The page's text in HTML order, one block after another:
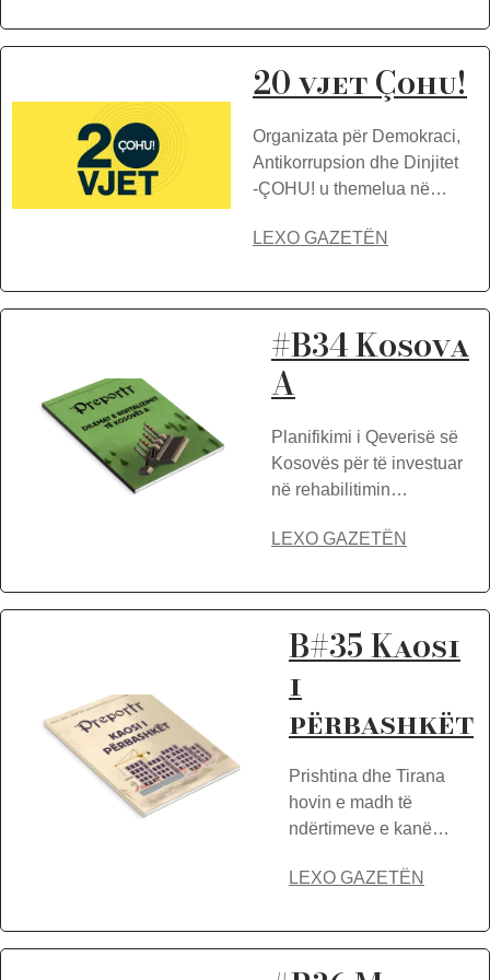
20 vjet Çohu!
Organizata për Demokraci,
Antikorrupsion dhe Dinjitet
-ÇOHU! u themelua në…
LEXO GAZETËN
#B34 Kosova
A
Planifikimi i Qeverisë së
Kosovës për të investuar
në rehabilitimin…
LEXO GAZETËN
B#35 Kaosi
i
përbashkët
Prishtina dhe Tirana
hovin e madh të
ndërtimeve e kanë…
LEXO GAZETËN